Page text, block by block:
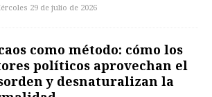
29 de julio de 2026
como método: cómo los
políticos aprovechan el
y desnaturalizan la